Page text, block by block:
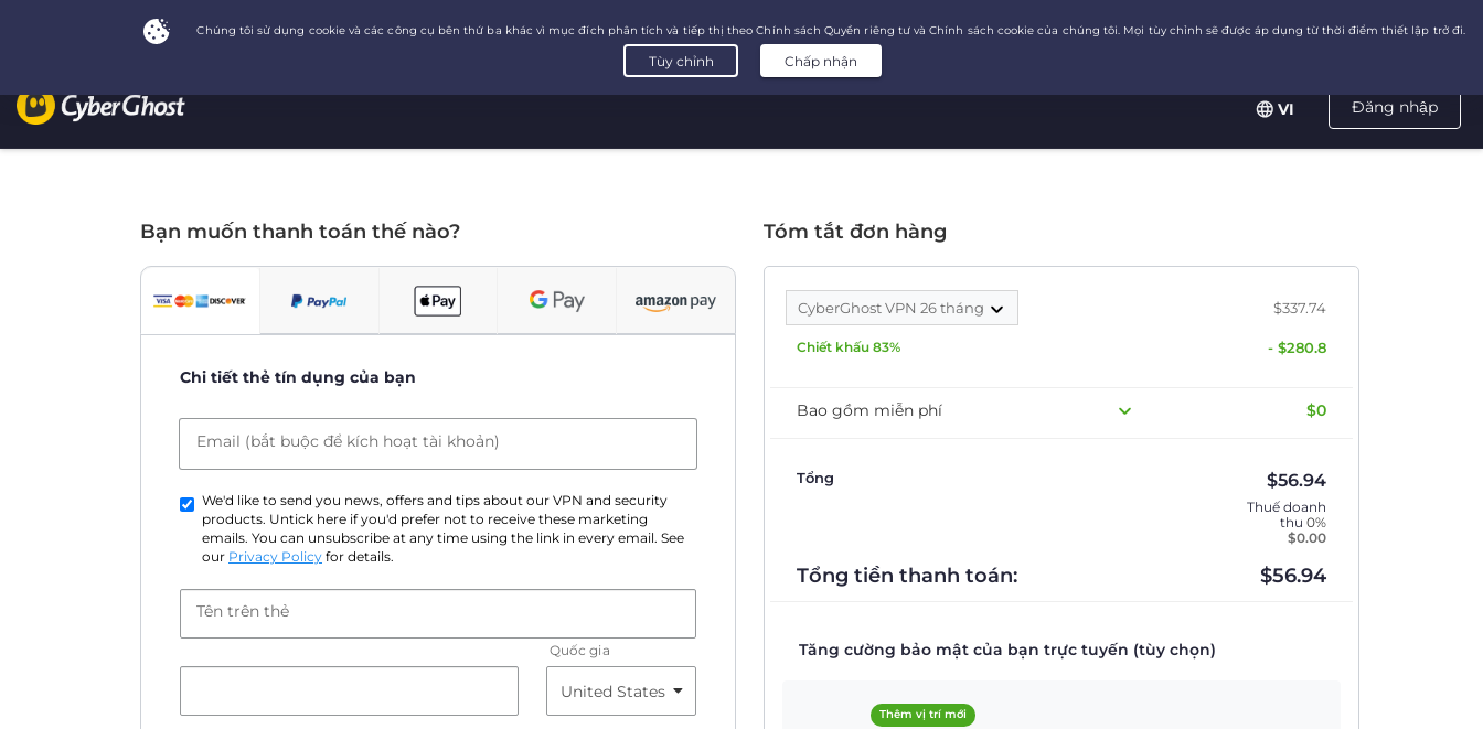
Đăng nhập
VI
Bạn muốn thanh toán thế nào?
Chi tiết thẻ tín dụng của bạn
Email (bắt buộc để kích hoạt tài khoản)
We'd like to send you news, offers and tips about our VPN and security
products. Untick here if you'd prefer not to receive these marketing
emails. You can unsubscribe at any time using the link in every email. See
our Privacy Policy for details.
Tên trên thẻ
Quốc gia
Tóm tắt đơn hàng
CyberGhost VPN 26 tháng $337.74
Chiết khấu 83% - $280.8
Bao gồm miễn phí $0
Tổng $56.94
Thuế doanh
thu 0%
$0.00
Tổng tiền thanh toán: $56.94
Tăng cường bảo mật của bạn trực tuyến (tùy chọn)
Thêm vị trí mới